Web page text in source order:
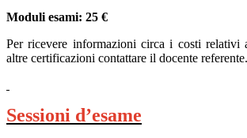
Moduli esami: 25 €
Per ricevere informazioni circa i costi relativi
altre certificazioni contattare il docente referente.
Sessioni d’esame